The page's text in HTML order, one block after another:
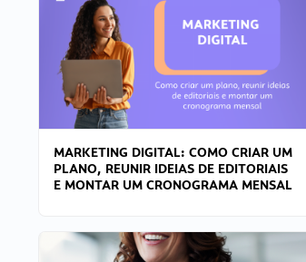
MARKETING DIGITAL: COMO CRIAR UM
PLANO, REUNIR IDEIAS DE EDITORIAIS
E MONTAR UM CRONOGRAMA MENSAL